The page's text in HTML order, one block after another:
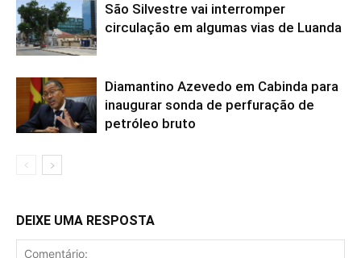
São Silvestre vai interromper
circulação em algumas vias de Luanda
Diamantino Azevedo em Cabinda para
inaugurar sonda de perfuração de
petróleo bruto
DEIXE UMA RESPOSTA